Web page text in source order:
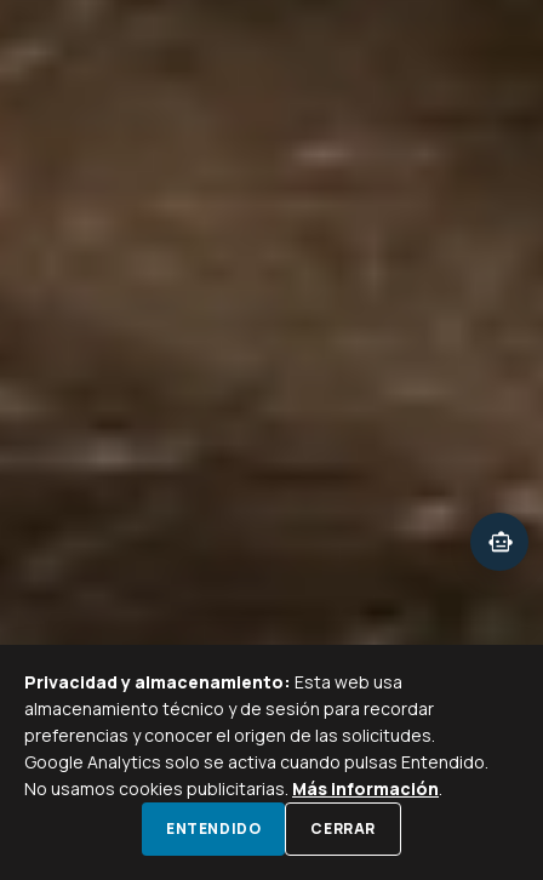
SCROLL PARA EXPLORAR
smart_toy
WHATSAPP
Privacidad y almacenamiento: Esta web usa
almacenamiento técnico y de sesión para recordar
preferencias y conocer el origen de las solicitudes.
Google Analytics solo se activa cuando pulsas Entendido.
No usamos cookies publicitarias. Más información.
ENTENDIDO CERRAR